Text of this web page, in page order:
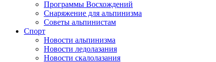
Программы Восхождений
Снаряжение для альпинизма
Советы альпинистам
Спорт
Новости альпинизма
Новости ледолазания
Новости скалолазания